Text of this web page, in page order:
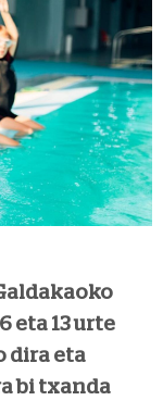
eta 13 urte
dira eta
bi txanda